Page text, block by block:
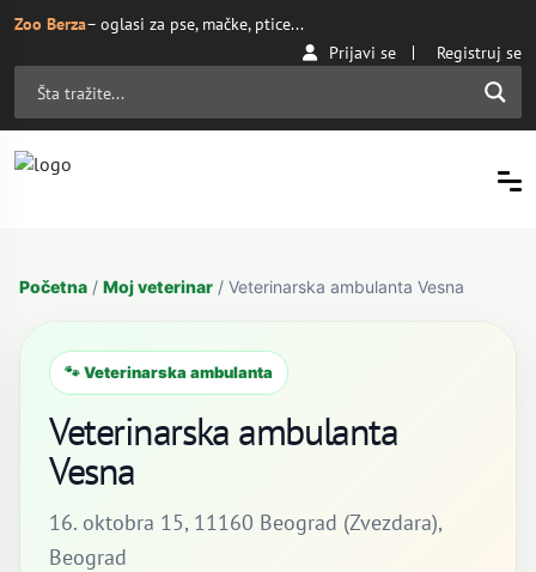
Zoo Berza– oglasi za pse, mačke, ptice...
Prijavi se
Registruj se
Početna / Moj veterinar / Veterinarska ambulanta Vesna
🐾 Veterinarska ambulanta
Veterinarska ambulanta
Vesna
16. oktobra 15, 11160 Beograd (Zvezdara),
Beograd